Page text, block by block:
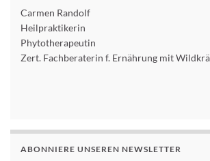
Carmen Randolf
Heilpraktikerin
Phytotherapeutin
Zert. Fachberaterin f. Ernährung mit
ABONNIERE UNSEREN NEWSLETTER